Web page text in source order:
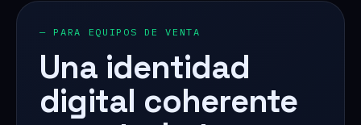
— PARA EQUIPOS DE VENTA
Una identidad
digital coherente